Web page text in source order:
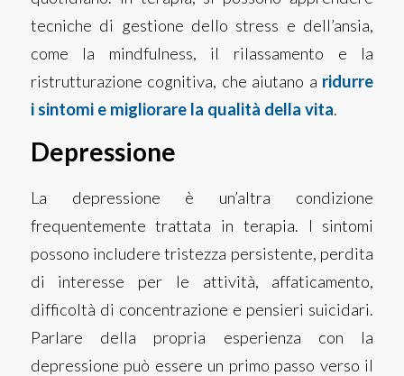
tecniche di gestione dello stress e dell’ansia,
come la mindfulness, il rilassamento e la
ristrutturazione cognitiva, che aiutano a ridurre
i sintomi e migliorare la qualità della vita.
Depressione
La depressione è un’altra condizione
frequentemente trattata in terapia. I sintomi
possono includere tristezza persistente, perdita
di interesse per le attività, affaticamento,
difficoltà di concentrazione e pensieri suicidari.
Parlare della propria esperienza con la
depressione può essere un primo passo verso il